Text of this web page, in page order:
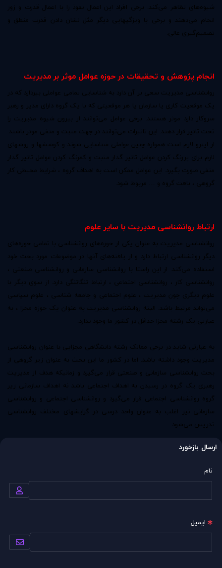
شیوه‌های تظاهر می‌کند. برخی افراد این اعمال نفوذ را با اعمال قدرت و زور
انجام می‌دهند و برخی با ویژگیهایی دیگر مثل نشان دادن قدرت منطق و
تصمیم‌گیری عالی.
انجام پژوهش و تحقیقات در حوزه عوامل موثر بر مدیریت
روانشناسی مدیریت سعی بر آن دارد به شناسایی تمامی عواملی بپردازد که در
یک موقعیت کاری یا سازمان یا هر موقعیتی که با یک گروه دارای مدیر و رهبر
سروکار دارد موثر هستند. برخی عوامل می‌توانند از بیرون شیوه مدیریت را
تحت تاثیر قرار دهند. این تاثیرات می‌توانند در جهت مثبت و منفی موثر باشند.
از اینرو لازم است همواره چنین عواملی شناسایی شوند و کوششها و روشهای
لازم برای پررنگ کردن عوامل تاثیر گذار مثبت و کمرنگ کردن عوامل تاثیر گذار
منفی صورت بگیرد. این عوامل ممکن است به اهداف گروه ، شرایط محیطی کار
گروهی ، بافت گروه و … مربوط شود.
ارتباط روانشناسی مدیریت با سایر علوم
روانشناسی مدیریت به عنوان یکی از حوزه‌های روانشناسی با تمامی حوزه‌های
دیگر روانشناسی ارتباط دارد و از یافته‌های آنها در موضوعات مورد بحث خود
استفاده می‌کند. از این راستا با روانشناسی سازمانی و روانشناسی صنعتی ،
روانشناسی کار ، روانشناسی اجتماعی ، ارتباط تنگاتنگی دارد. از سوی دیگر با
علوم دیگری چون مدیریت ، علوم اجتماعی و جامعه شناسی ، علوم سیاسی
می‌تواند مرتبط باشد. البته روانشناسی مدیریت به عنوان یک حوزه مجزا ، به
عبارتی یک رشته مجزا حداقل در کشور ما وجود ندارد.
به عبارتی شاید در برخی ممالک رشته دانشگاهی مجزایی با عنوان روانشناسی
مدیریت وجود داشته باشد. اما در کشور ما این بحث به عنوان زیر گروهی از
بحث روانشناسی سازمانی و صنعتی قرار می‌گیرد و زمانیکه هدف از مدیریت
رهبری یک گروه در رسیدن به اهداف اجتماعی باشد نه اهداف سازمانی زیر
گروه روانشناسی اجتماعی قرار می‌گیرد و روانشناسی اجتماعی و روانشناسی
سازمانی نیز اغلب به عنوان واحد درسی در گرایشهای مختلف روانشناسی
تدریس می‌شود.
ارسال بازخورد
نام
ایمیل